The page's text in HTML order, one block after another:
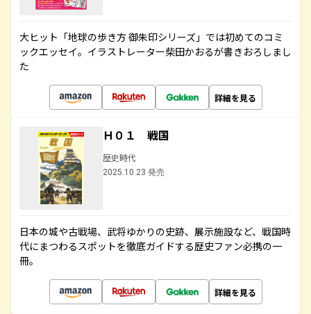
大ヒット「地球の歩き方 御朱印シリーズ」では初めてのコミ
ックエッセイ。イラストレーター柴田かおるが書きおろしまし
た
詳細を見る
Ｈ０１ 戦国
歴史時代
2025.10.23 発売
日本の城や古戦場、武将ゆかりの史跡、展示施設など、戦国時
代にまつわるスポットを徹底ガイドする歴史ファン必携の一
冊。
詳細を見る